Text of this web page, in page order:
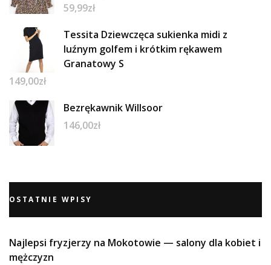
59,99zł
Tessita Dziewczęca sukienka midi z
luźnym golfem i krótkim rękawem
Granatowy S
149,00zł
Bezrękawnik Willsoor
146,00zł
OSTATNIE WPISY
Najlepsi fryzjerzy na Mokotowie — salony dla kobiet i
mężczyzn